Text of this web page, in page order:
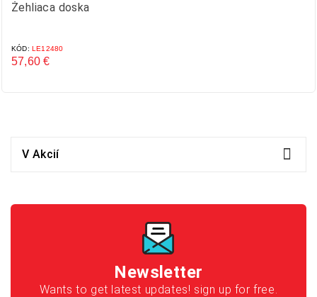
Žehliaca doska
KÓD: LE12480
57,60 €
V Akcií 
Newsletter
Wants to get latest updates! sign up for free.